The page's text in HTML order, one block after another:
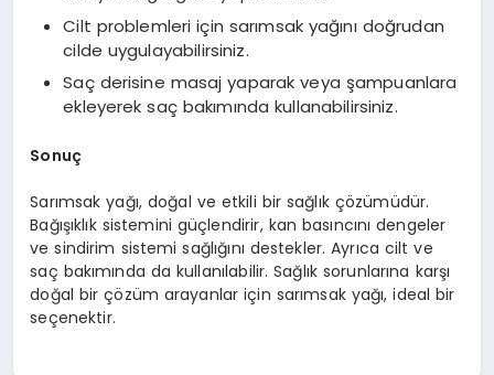
Cilt problemleri için sarımsak yağını doğrudan
cilde uygulayabilirsiniz.
Saç derisine masaj yaparak veya şampuanlara
ekleyerek saç bakımında kullanabilirsiniz.
Sonuç
Sarımsak yağı, doğal ve etkili bir sağlık çözümüdür.
Bağışıklık sistemini güçlendirir, kan basıncını dengeler
ve sindirim sistemi sağlığını destekler. Ayrıca cilt ve
saç bakımında da kullanılabilir. Sağlık sorunlarına karşı
doğal bir çözüm arayanlar için sarımsak yağı, ideal bir
seçenektir.